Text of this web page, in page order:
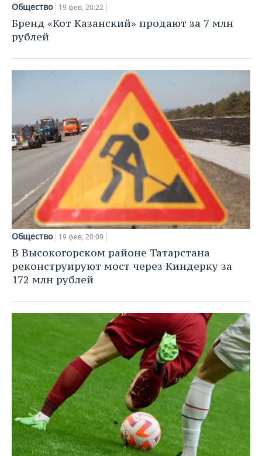
Общество 19 фев, 20:22
Бренд «Кот Казанский» продают за 7 млн
рублей
Общество 19 фев, 20:09
В Высокогорском районе Татарстана
реконструируют мост через Киндерку за
172 млн рублей